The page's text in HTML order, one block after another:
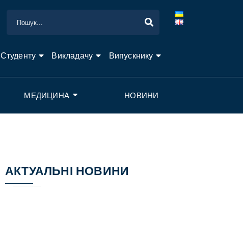
Студенту Викладачу Випускнику
МЕДИЦИНА НОВИНИ
АКТУАЛЬНІ НОВИНИ